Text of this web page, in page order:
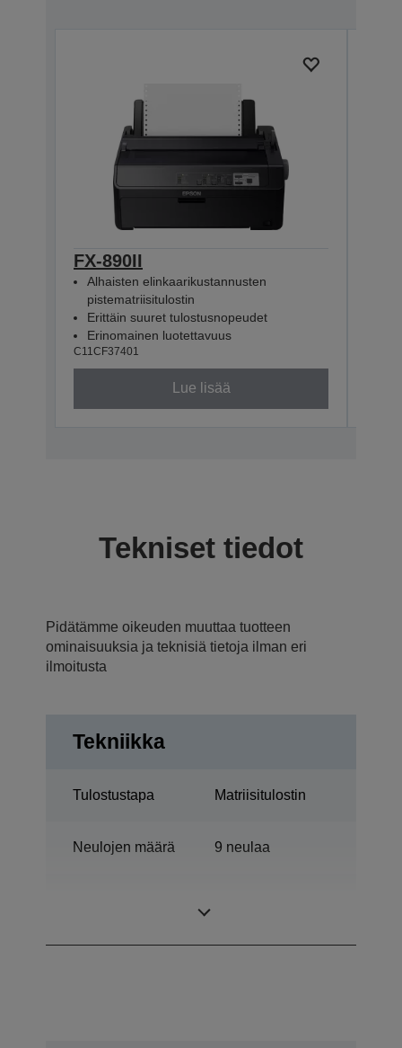
FX-890II
Alhaisten elinkaarikustannusten
pistematriisitulostin
Erittäin suuret tulostusnopeudet
Erinomainen luotettavuus
C11CF37401
Lue lisää
Tekniset tiedot
Pidätämme oikeuden muuttaa tuotteen
ominaisuuksia ja teknisiä tietoja ilman eri
ilmoitusta
Tekniikka
Tulostustapa Matriisitulostin
Neulojen määrä 9 neulaa